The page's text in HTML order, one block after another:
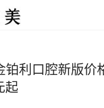
利口腔新版价
起